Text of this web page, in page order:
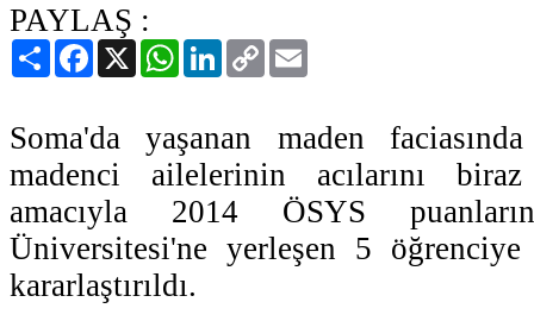
PAYLAŞ :
PaylaşFacebook
X WhatsAppLinkedIn
Copy
Link
Soma'da yaşanan maden
madenci ailelerinin acılarını
amacıyla 2014 ÖSYS
Üniversitesi'ne yerleşen 5
kararlaştırıldı.